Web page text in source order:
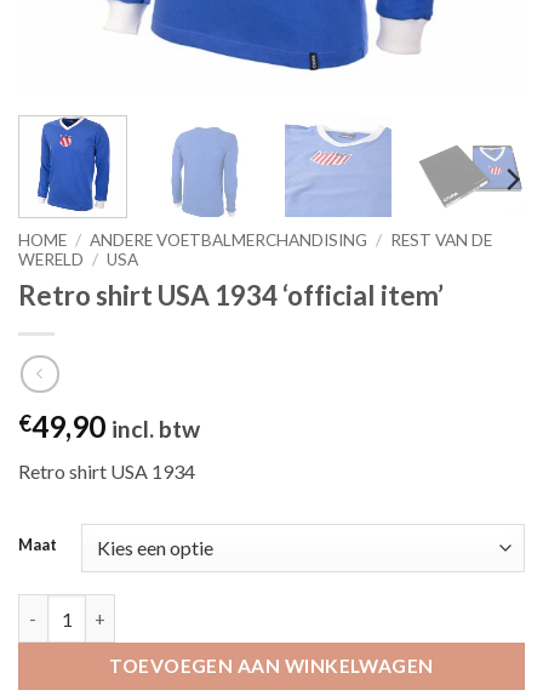
HOME / ANDERE VOETBALMERCHANDISING / REST VAN DE
WERELD / USA
Retro shirt USA 1934 ‘official item’
€49,90 incl. btw
Retro shirt USA 1934
Maat
TOEVOEGEN AAN WINKELWAGEN